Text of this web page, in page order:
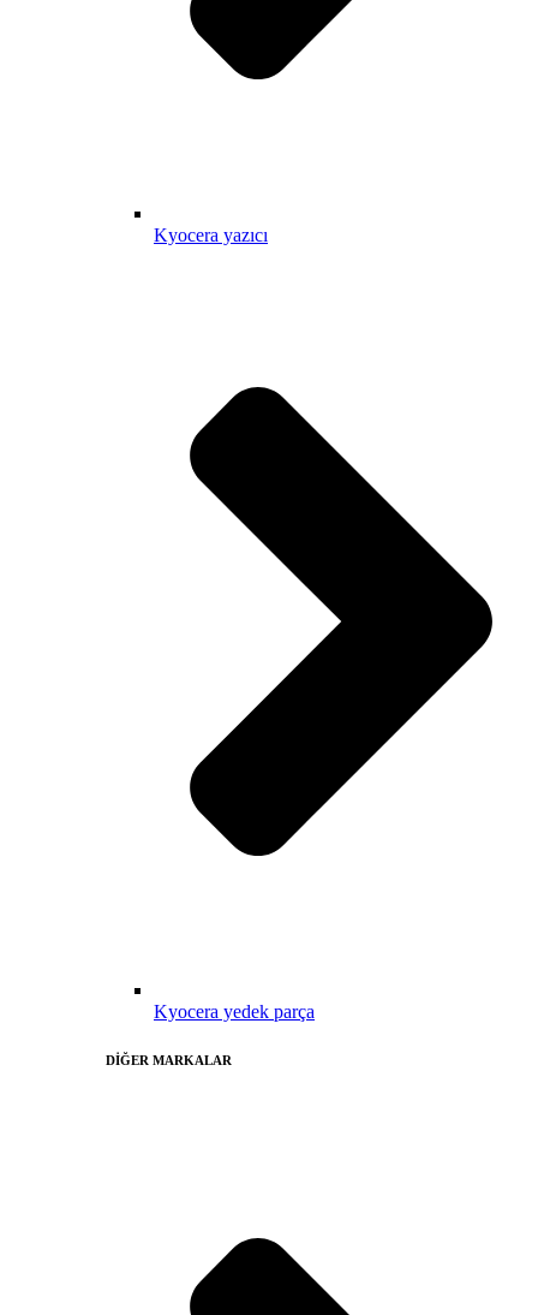
Kyocera yazıcı
Kyocera yedek parça
DİĞER MARKALAR